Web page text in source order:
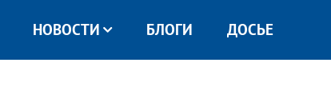
НОВОСТИ БЛОГИ ДОСЬЕ